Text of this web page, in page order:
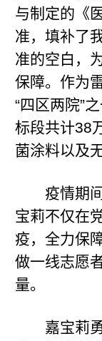
与制定的《
准，填补了
准的空白，
保障。作为
“四区两院”
标段共计38
菌涂料以及
疫情期间
宝莉不仅在
疫，全力保
做一线志愿
量。
嘉宝莉勇